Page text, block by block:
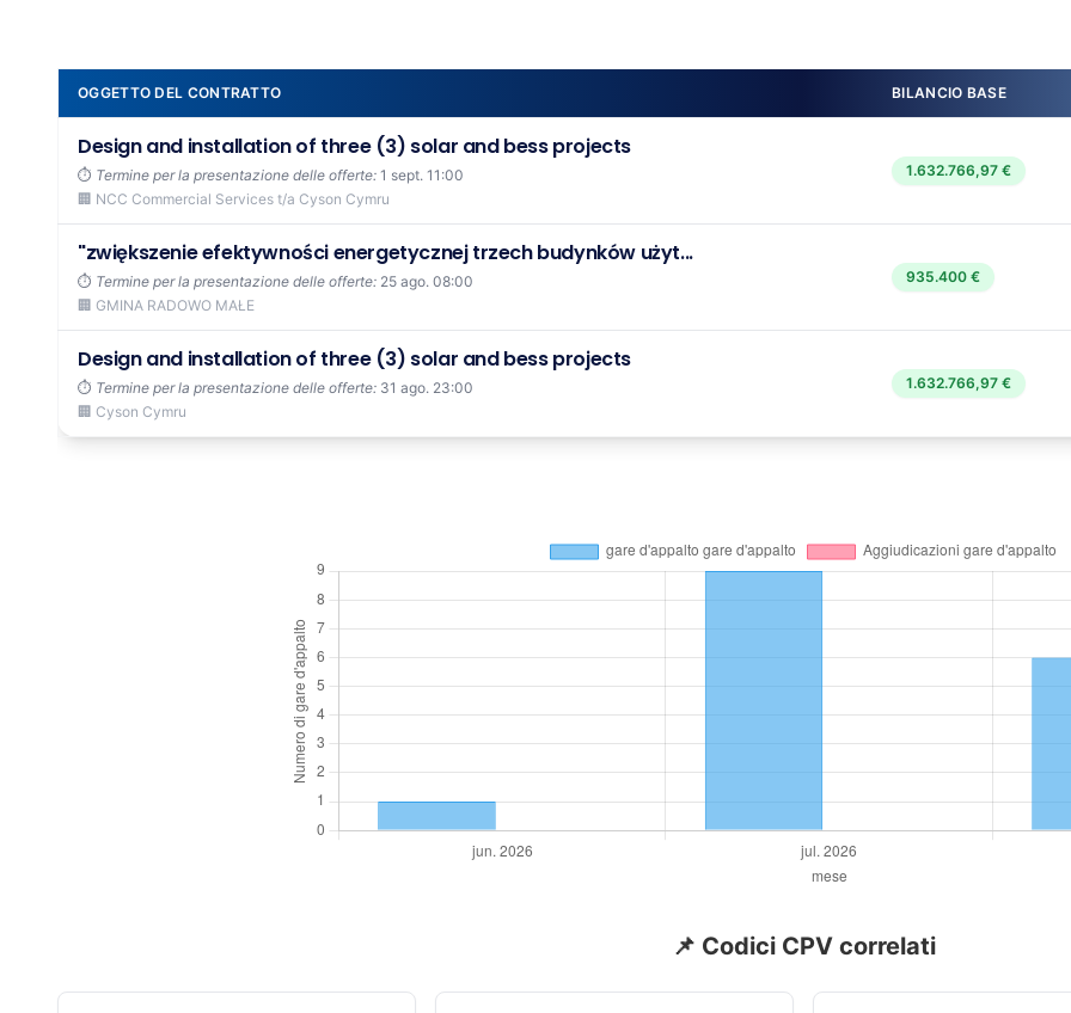
OGGETTO DEL CONTRATTO BILANCIO BASE
Design and installation of three (3) solar and bess projects
⏱️ Termine per la presentazione delle offerte: 1 sept. 11:00
🏢 NCC Commercial Services t/a Cyson Cymru
1.632.766,97 €
"zwiększenie efektywności energetycznej trzech budynków użyt...
⏱️ Termine per la presentazione delle offerte: 25 ago. 08:00
🏢 GMINA RADOWO MAŁE
935.400 €
Design and installation of three (3) solar and bess projects
⏱️ Termine per la presentazione delle offerte: 31 ago. 23:00
🏢 Cyson Cymru
1.632.766,97 €
📌 Codici CPV correlati